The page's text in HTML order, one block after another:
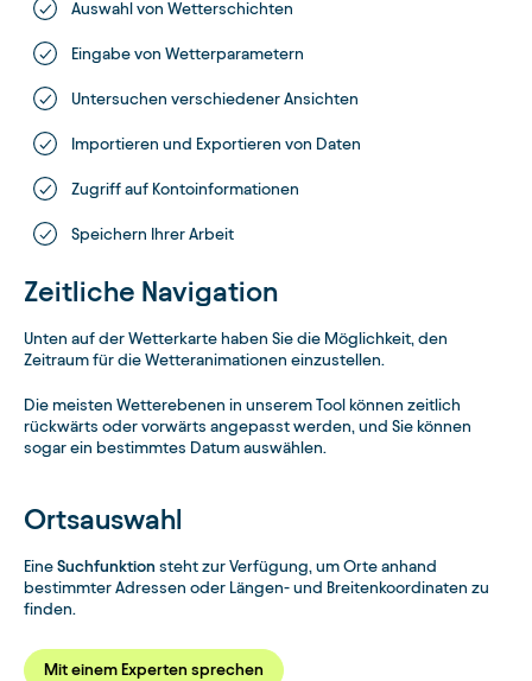
Auswahl von Wetterschichten
Eingabe von Wetterparametern
Untersuchen verschiedener Ansichten
Importieren und Exportieren von Daten
Zugriff auf Kontoinformationen
Speichern Ihrer Arbeit
Zeitliche Navigation
Unten auf der Wetterkarte haben Sie die Möglichkeit, den
Zeitraum für die Wetteranimationen einzustellen.
Die meisten Wetterebenen in unserem Tool können zeitlich
rückwärts oder vorwärts angepasst werden, und Sie können
sogar ein bestimmtes Datum auswählen.
Ortsauswahl
Eine Suchfunktion steht zur Verfügung, um Orte anhand
bestimmter Adressen oder Längen- und Breitenkoordinaten zu
finden.
Mit einem Experten sprechen